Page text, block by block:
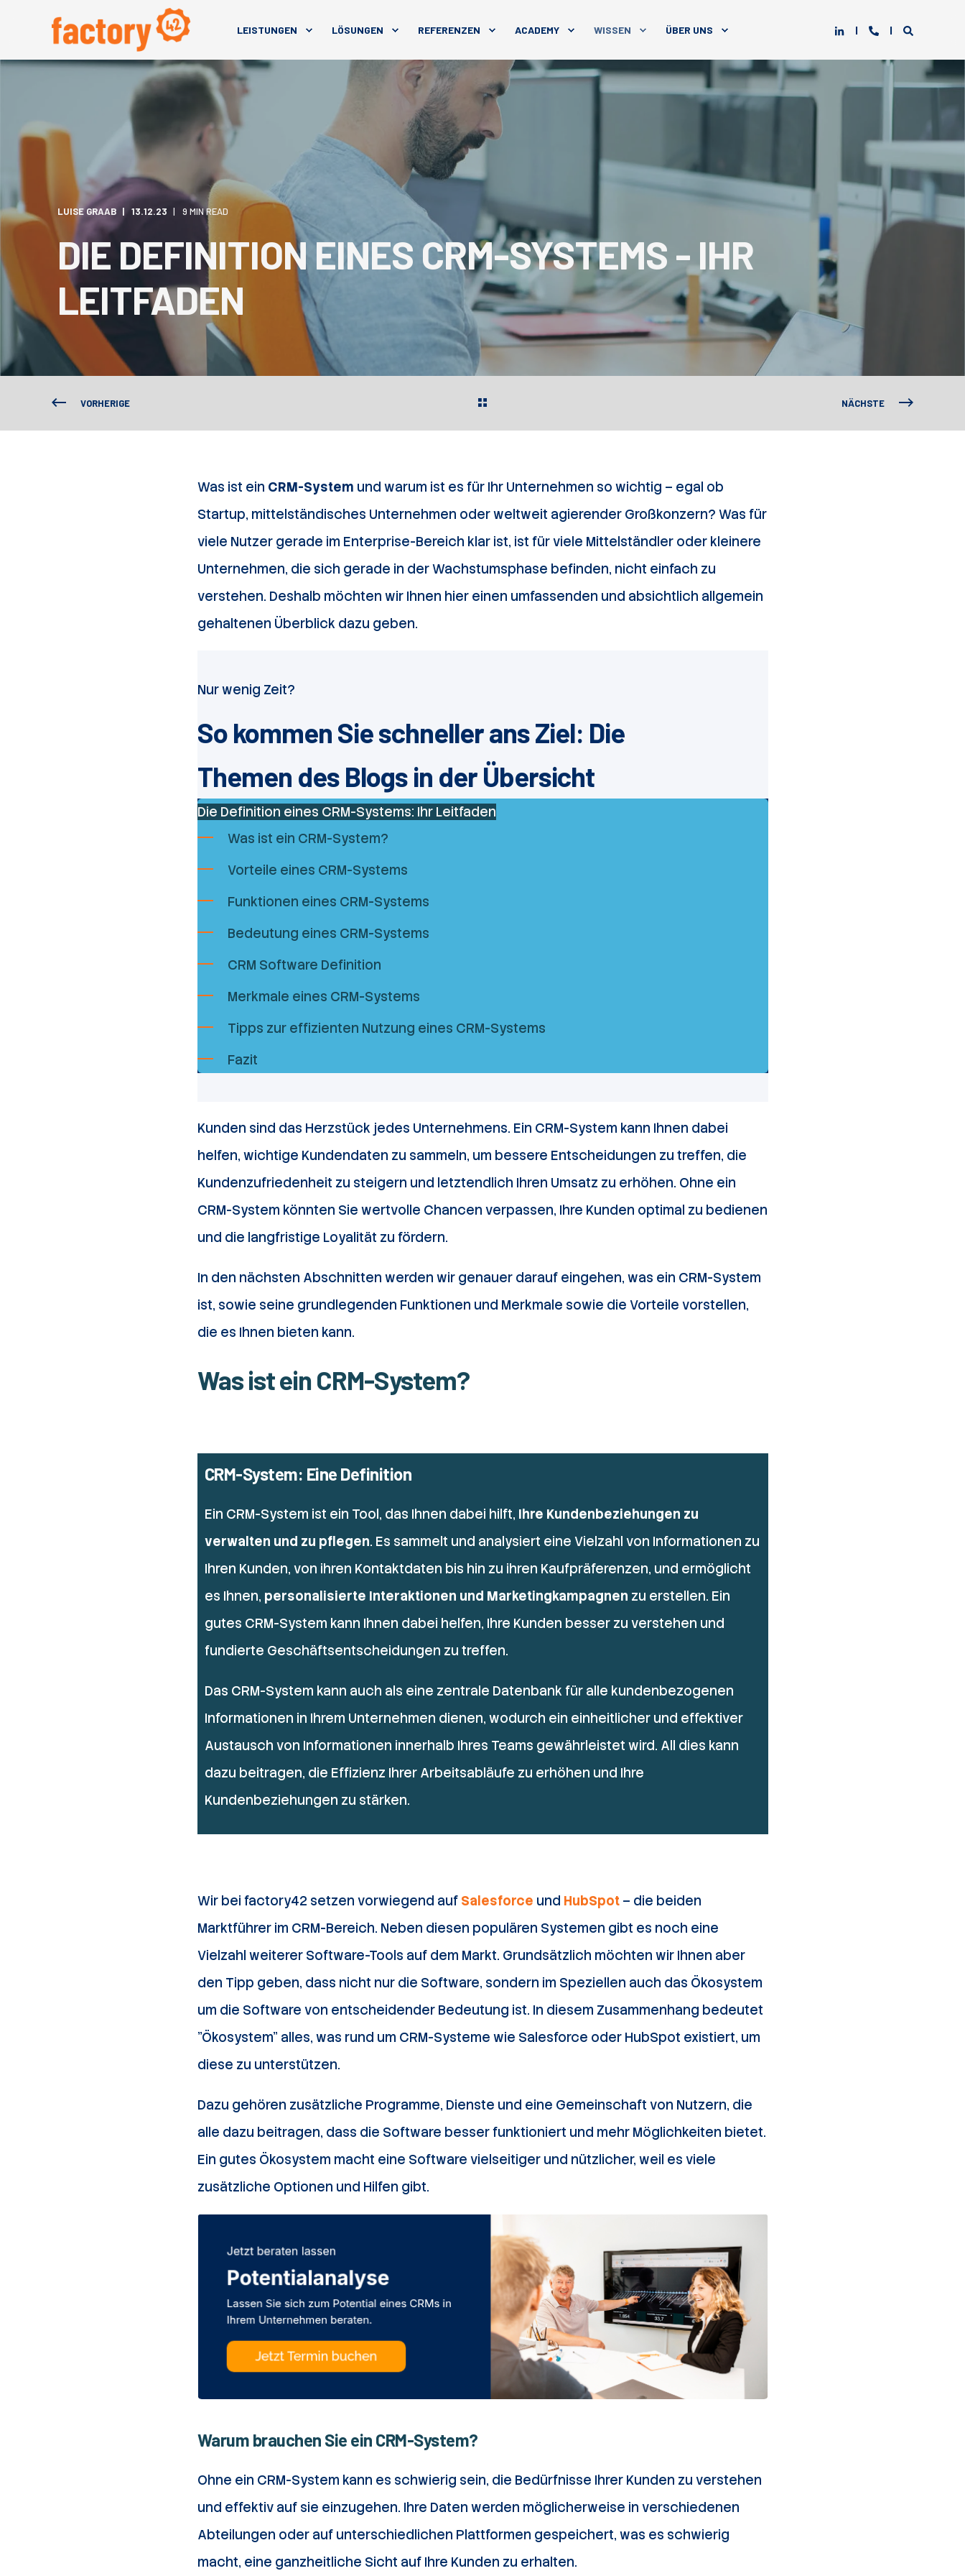
LEISTUNGEN LÖSUNGEN REFERENZEN ACADEMY WISSEN ÜBER UNS
LUISE GRAAB 13.12.23 9 MIN READ
DIE DEFINITION EINES CRM-SYSTEMS - IHR
LEITFADEN
VORHERIGE NÄCHSTE
Was ist ein CRM-System und warum ist es für Ihr Unternehmen so wichtig – egal ob
Startup, mittelständisches Unternehmen oder weltweit agierender Großkonzern? Was für
viele Nutzer gerade im Enterprise-Bereich klar ist, ist für viele Mittelständler oder kleinere
Unternehmen, die sich gerade in der Wachstumsphase befinden, nicht einfach zu
verstehen. Deshalb möchten wir Ihnen hier einen umfassenden und absichtlich allgemein
gehaltenen Überblick dazu geben.
Nur wenig Zeit?
So kommen Sie schneller ans Ziel: Die
Themen des Blogs in der Übersicht
Die Definition eines CRM-Systems: Ihr Leitfaden
Was ist ein CRM-System?
Vorteile eines CRM-Systems
Funktionen eines CRM-Systems
Bedeutung eines CRM-Systems
CRM Software Definition
Merkmale eines CRM-Systems
Tipps zur effizienten Nutzung eines CRM-Systems
Fazit
Kunden sind das Herzstück jedes Unternehmens. Ein CRM-System kann Ihnen dabei
helfen, wichtige Kundendaten zu sammeln, um bessere Entscheidungen zu treffen, die
Kundenzufriedenheit zu steigern und letztendlich Ihren Umsatz zu erhöhen. Ohne ein
CRM-System könnten Sie wertvolle Chancen verpassen, Ihre Kunden optimal zu bedienen
und die langfristige Loyalität zu fördern.
In den nächsten Abschnitten werden wir genauer darauf eingehen, was ein CRM-System
ist, sowie seine grundlegenden Funktionen und Merkmale sowie die Vorteile vorstellen,
die es Ihnen bieten kann.
Was ist ein CRM-System?
CRM-System: Eine Definition
Ein CRM-System ist ein Tool, das Ihnen dabei hilft, Ihre Kundenbeziehungen zu
verwalten und zu pflegen. Es sammelt und analysiert eine Vielzahl von Informationen zu
Ihren Kunden, von ihren Kontaktdaten bis hin zu ihren Kaufpräferenzen, und ermöglicht
es Ihnen, personalisierte Interaktionen und Marketingkampagnen zu erstellen. Ein
gutes CRM-System kann Ihnen dabei helfen, Ihre Kunden besser zu verstehen und
fundierte Geschäftsentscheidungen zu treffen.
Das CRM-System kann auch als eine zentrale Datenbank für alle kundenbezogenen
Informationen in Ihrem Unternehmen dienen, wodurch ein einheitlicher und effektiver
Austausch von Informationen innerhalb Ihres Teams gewährleistet wird. All dies kann
dazu beitragen, die Effizienz Ihrer Arbeitsabläufe zu erhöhen und Ihre
Kundenbeziehungen zu stärken.
Wir bei factory42 setzen vorwiegend auf Salesforce und HubSpot– die beiden
Marktführer im CRM-Bereich. Neben diesen populären Systemen gibt es noch eine
Vielzahl weiterer Software-Tools auf dem Markt. Grundsätzlich möchten wir Ihnen aber
den Tipp geben, dass nicht nur die Software, sondern im Speziellen auch das Ökosystem
um die Software von entscheidender Bedeutung ist. In diesem Zusammenhang bedeutet
"Ökosystem" alles, was rund um CRM-Systeme wie Salesforce oder HubSpot existiert, um
diese zu unterstützen.
Dazu gehören zusätzliche Programme, Dienste und eine Gemeinschaft von Nutzern, die
alle dazu beitragen, dass die Software besser funktioniert und mehr Möglichkeiten bietet.
Ein gutes Ökosystem macht eine Software vielseitiger und nützlicher, weil es viele
zusätzliche Optionen und Hilfen gibt.
Warum brauchen Sie ein CRM-System?
Ohne ein CRM-System kann es schwierig sein, die Bedürfnisse Ihrer Kunden zu verstehen
und effektiv auf sie einzugehen. Ihre Daten werden möglicherweise in verschiedenen
Abteilungen oder auf unterschiedlichen Plattformen gespeichert, was es schwierig
macht, eine ganzheitliche Sicht auf Ihre Kunden zu erhalten.